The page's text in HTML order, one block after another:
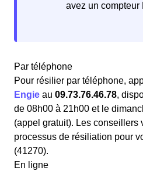
avez un compteur
Par téléphone
Pour résilier par téléphone,
Engie au 09.73.76.46.78,
de 08h00 à 21h00 et le
(appel gratuit). Les conseillers
processus de résiliation pour
(41270).
En ligne